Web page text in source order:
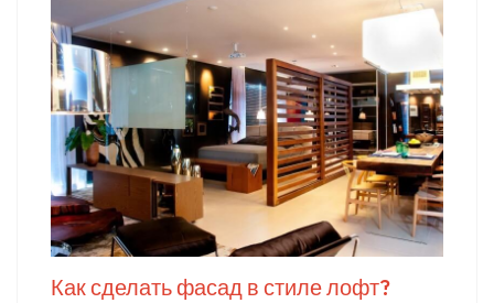
Как сделать фасад в стиле лофт?